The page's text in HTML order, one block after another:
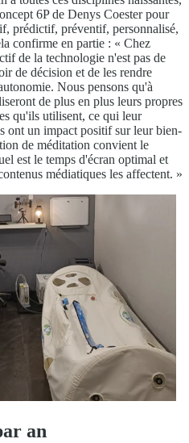
6P de Denys Coester pour
prédictif, préventif, personnalisé,
confirme en partie : « Chez
de la technologie n'est pas de
de décision et de les rendre
Nous pensons qu'à
de plus en plus leurs propres
qu'ils utilisent, ce qui leur
ont un impact positif sur leur bien-
de méditation convient le
est le temps d'écran optimal et
médiatiques les affectent. »
an